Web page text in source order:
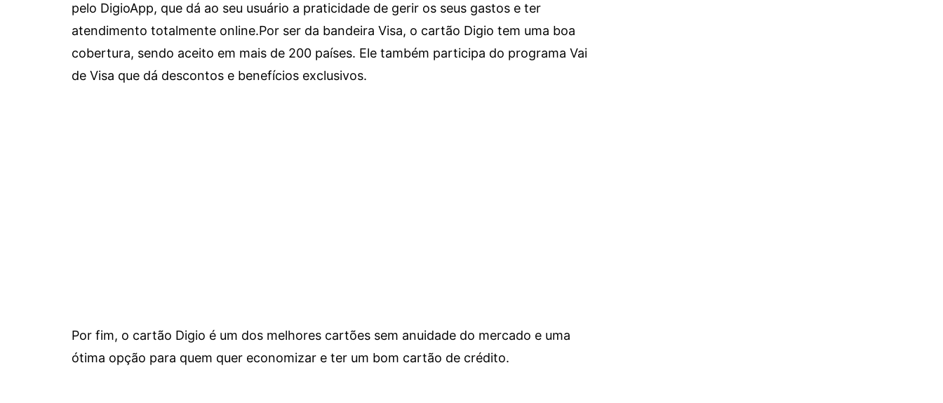
pelo DigioApp, que dá ao seu usuário a praticidade de gerir os seus gastos e ter
atendimento totalmente online.Por ser da bandeira Visa, o cartão Digio tem uma boa
cobertura, sendo aceito em mais de 200 países. Ele também participa do programa Vai
de Visa que dá descontos e benefícios exclusivos.
Por fim, o cartão Digio é um dos melhores cartões sem anuidade do mercado e uma
ótima opção para quem quer economizar e ter um bom cartão de crédito.